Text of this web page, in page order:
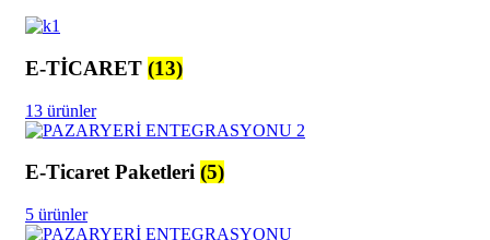
E-TİCARET (13)
13 ürünler
E-Ticaret Paketleri (5)
5 ürünler